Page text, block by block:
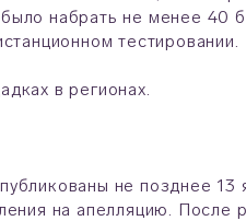
набрать не менее 40
тестировании.
в регионах.
не позднее 13
на апелляцию. После